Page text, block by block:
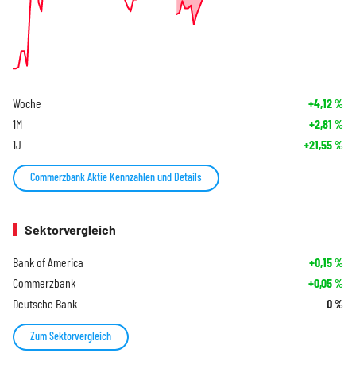
Woche +4,12%
1M +2,81 %
1J +21,55%
Commerzbank Aktie Kennzahlen und Details
Sektorvergleich
Bank of America +0,15%
Commerzbank +0,05%
Deutsche Bank 0%
Zum Sektorvergleich